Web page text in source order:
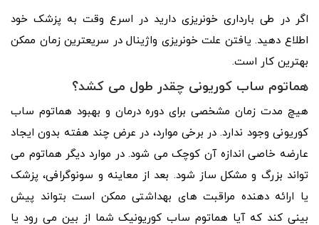
اگر در طی بارداری خونریزی دارید در اسرع وقت به پزشک خود
اطلاع دهید. یافتن علت خونریزی واژینال در سریعترین زمان ممکن
بهترین کار است.
هماتوم ساب کوریونی چقدر طول می کشد؟
هیچ مدت زمان مشخصی برای دوره درمان و بهبود هماتوم ساب
کوریونی وجود ندارد. در برخی موارد، در عرض چند هفته بدون ایجاد
عارضه خاصی اندازه آن کوچک می شود. در موارد دیگر هماتوم می
تواند بزرگ و مشکل ساز شود. بعد از معاینه و سونوگرافی، پزشک
یا ارائه دهنده مراقبت های بهداشتی ممکن است بتواند پیش
بینی کند که آیا هماتوم ساب کوریونیک شما از بین می رود یا